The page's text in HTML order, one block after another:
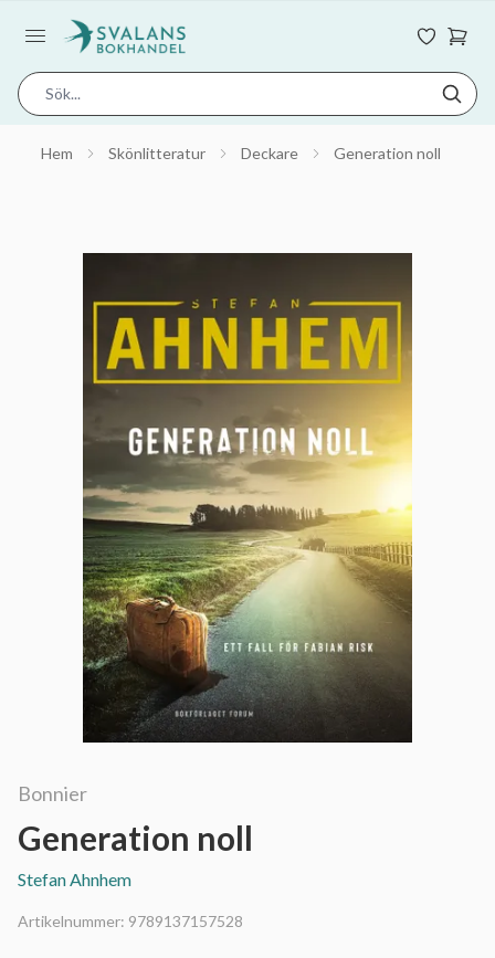
Hem Skönlitteratur Deckare Generation noll
Bonnier
Generation noll
Stefan Ahnhem
Artikelnummer: 9789137157528